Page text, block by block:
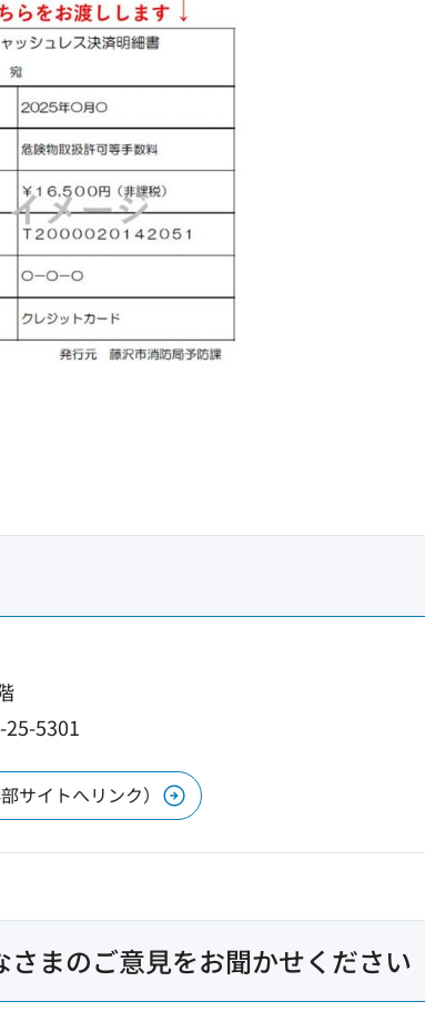
25-5301
サイトへリンク）
まのご意見をお聞かせください